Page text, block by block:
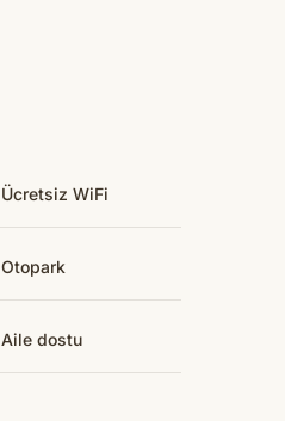
Ücretsiz WiFi
Otopark
Aile dostu